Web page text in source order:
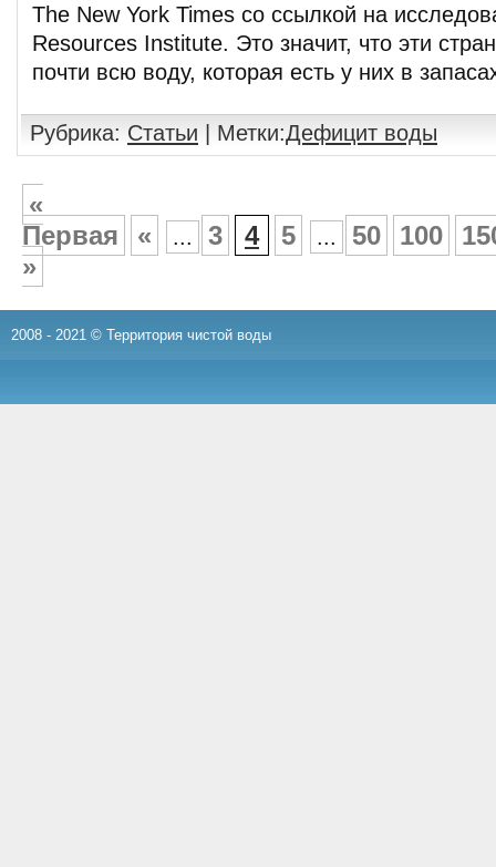
The New York Times со ссылкой на
Resources Institute. Это значит, что эти
почти всю воду, которая есть у них в
Рубрика: Статьи | Метки:Дефицит воды
«
Первая
« ... 3 4 5 ... 50 100
»
2008 - 2021 © Территория чистой воды